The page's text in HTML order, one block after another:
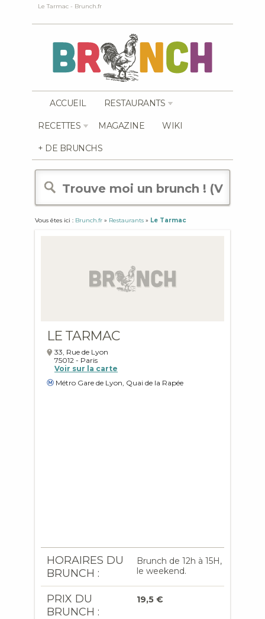
Le Tarmac - Brunch.fr
ACCUEIL RESTAURANTS
RECETTES MAGAZINE WIKI
+ DE BRUNCHS
Vous êtes ici : Brunch.fr » Restaurants » Le Tarmac
LE TARMAC
33, Rue de Lyon
75012 - Paris
Voir sur la carte
Métro Gare de Lyon, Quai de la Rapée
HORAIRES DU
BRUNCH :
Brunch de 12h à 15H,
le weekend.
PRIX DU
BRUNCH :
19,5 €